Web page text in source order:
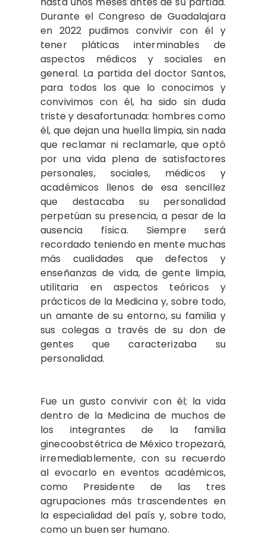
Durante el Congreso de Guadalajara
en 2022 pudimos convivir con él y
tener pláticas interminables de
aspectos médicos y sociales en
general. La partida del doctor Santos,
para todos los que lo conocimos y
convivimos con él, ha sido sin duda
triste y desafortunada: hombres como
él, que dejan una huella limpia, sin nada
que reclamar ni reclamarle, que optó
por una vida plena de satisfactores
personales, sociales, médicos y
académicos llenos de esa sencillez
que destacaba su personalidad
perpetúan su presencia, a pesar de la
ausencia física. Siempre será
recordado teniendo en mente muchas
más cualidades que defectos y
enseñanzas de vida, de gente limpia,
utilitaria en aspectos teóricos y
prácticos de la Medicina y, sobre todo,
un amante de su entorno, su familia y
sus colegas a través de su don de
gentes que caracterizaba su
personalidad.
Fue un gusto convivir con él; la vida
dentro de la Medicina de muchos de
los integrantes de la familia
ginecoobstétrica de México tropezará,
irremediablemente, con su recuerdo
al evocarlo en eventos académicos,
como Presidente de las tres
agrupaciones más trascendentes en
la especialidad del país y, sobre todo,
como un buen ser humano.